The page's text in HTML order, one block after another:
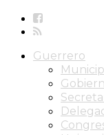
Guerrero